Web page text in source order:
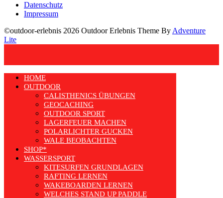
Datenschutz
Impressum
©outdoor-erlebnis 2026 Outdoor Erlebnis Theme By Adventure
Lite
HOME
OUTDOOR
CALISTHENICS ÜBUNGEN
GEOCACHING
OUTDOOR SPORT
LAGERFEUER MACHEN
POLARLICHTER GUCKEN
WALE BEOBACHTEN
SHOP*
WASSERSPORT
KITESURFEN GRUNDLAGEN
RAFTING LERNEN
WAKEBOARDEN LERNEN
WELCHES STAND UP PADDLE